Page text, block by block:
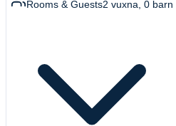
Rooms & Guests2 vuxna 0 barn